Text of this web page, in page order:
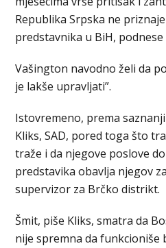
Republika Srpska ne
predstavnika u BiH,
Vašington navodno želi da
je lakše upravljati”.
Istovremeno, prema
Kliks, SAD, pored toga što
traže i da njegove poslove
predstavika obavlja njegov
supervizor za Brčko distrikt.
Šmit, piše Kliks, smatra da
nije spremna da funkcioniše